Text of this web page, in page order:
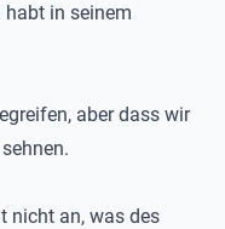
habt in seinem
aber dass wir
nicht an, was des